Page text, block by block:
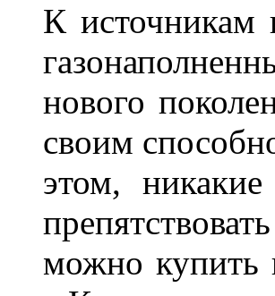
К источникам
нового
своим
этом,
можно купить